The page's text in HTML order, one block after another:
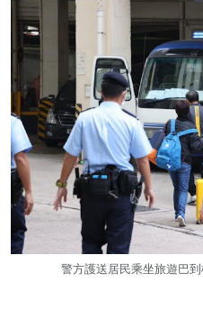
警方護送居民乘坐旅遊巴